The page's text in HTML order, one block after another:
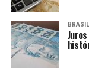
BRASIL